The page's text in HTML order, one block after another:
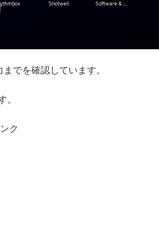
でを確認しています。
。
ク